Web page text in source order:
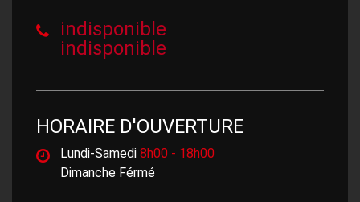
indisponible
indisponible
HORAIRE D'OUVERTURE
Lundi-Samedi 8h00 - 18h00
Dimanche Férmé